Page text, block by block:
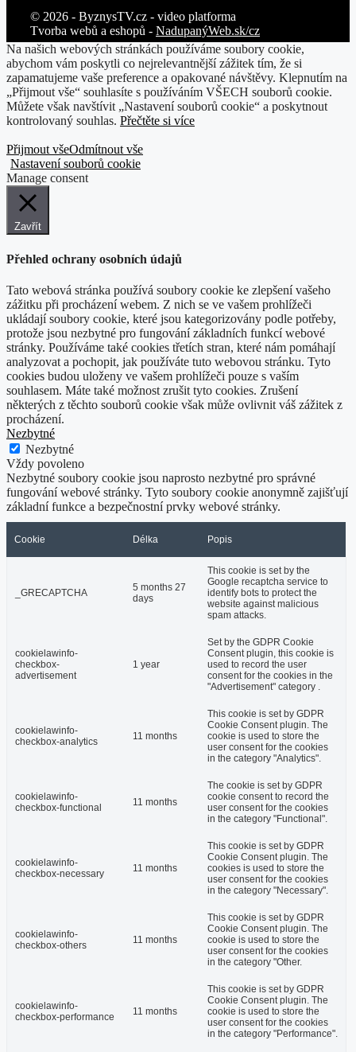
© 2026 - ByznysTV.cz - video platforma
Tvorba webů a eshopů - NadupanýWeb.sk/cz
Na našich webových stránkách používáme soubory cookie,
abychom vám poskytli co nejrelevantnější zážitek tím, že si
zapamatujeme vaše preference a opakované návštěvy. Klepnutím na
„Přijmout vše“ souhlasíte s používáním VŠECH souborů cookie.
Můžete však navštívit „Nastavení souborů cookie“ a poskytnout
kontrolovaný souhlas. Přečtěte si více
Přijmout všeOdmítnout vše
Nastavení souborů cookie
Manage consent
Zavřít
Přehled ochrany osobních údajů
Tato webová stránka používá soubory cookie ke zlepšení vašeho
zážitku při procházení webem. Z nich se ve vašem prohlížeči
ukládají soubory cookie, které jsou kategorizovány podle potřeby,
protože jsou nezbytné pro fungování základních funkcí webové
stránky. Používáme také cookies třetích stran, které nám pomáhají
analyzovat a pochopit, jak používáte tuto webovou stránku. Tyto
cookies budou uloženy ve vašem prohlížeči pouze s vaším
souhlasem. Máte také možnost zrušit tyto cookies. Zrušení
některých z těchto souborů cookie však může ovlivnit váš zážitek z
procházení.
Nezbytné
Nezbytné
Vždy povoleno
Nezbytné soubory cookie jsou naprosto nezbytné pro správné
fungování webové stránky. Tyto soubory cookie anonymně zajišťují
základní funkce a bezpečnostní prvky webové stránky.
Cookie Délka Popis
_GRECAPTCHA
5 months 27
days
This cookie is set by the
Google recaptcha service to
identify bots to protect the
website against malicious
spam attacks.
cookielawinfo-
checkbox-
advertisement
1 year
Set by the GDPR Cookie
Consent plugin, this cookie is
used to record the user
consent for the cookies in the
"Advertisement" category .
cookielawinfo-
checkbox-analytics
11 months
This cookie is set by GDPR
Cookie Consent plugin. The
cookie is used to store the
user consent for the cookies
in the category "Analytics".
cookielawinfo-
checkbox-functional
11 months
The cookie is set by GDPR
cookie consent to record the
user consent for the cookies
in the category "Functional".
cookielawinfo-
checkbox-necessary
11 months
This cookie is set by GDPR
Cookie Consent plugin. The
cookies is used to store the
user consent for the cookies
in the category "Necessary".
cookielawinfo-
checkbox-others
11 months
This cookie is set by GDPR
Cookie Consent plugin. The
cookie is used to store the
user consent for the cookies
in the category "Other.
cookielawinfo-
checkbox-performance
11 months
This cookie is set by GDPR
Cookie Consent plugin. The
cookie is used to store the
user consent for the cookies
in the category "Performance".